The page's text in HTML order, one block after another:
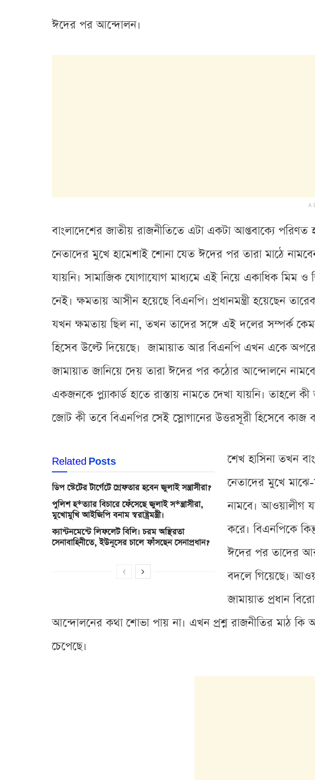
ঈদের পর আন্দোলন।
বাংলাদেশের জাতীয় রাজনীতিতে এটা একটা আপ্তবাক্যে
নেতাদের মুখে হামেশাই শোনা যেত ঈদের পর তারা মাঠে
যায়নি। সামাজিক যোগাযোগ মাধ্যমে এই নিয়ে একাধিক মিম
নেই। ক্ষমতায় আসীন হয়েছে বিএনপি। প্রধানমন্ত্রী হয়েছেন
যখন ক্ষমতায় ছিল না, তখন তাদের সঙ্গে এই দলের সম্পর্ক
হিসেব উল্টে দিয়েছে। জামায়াত আর বিএনপি এখন একে
জামায়াত জানিয়ে দেয় তারা ঈদের পর কঠোর আন্দোলনে
একজনকে প্ল্যাকার্ড হাতে রাস্তায় নামতে দেখা যায়নি। তাহলে
জোট কী তবে বিএনপির সেই স্লোগানের উত্তরসূরী হিসেবে কাজ
RelatedPosts
ডিপ স্টেটের টার্গেটে গ্রেফতার হবেন জুলাই সন্ত্রাসীরা?
পুলিশ হ*ত্যার বিচারে ফেঁসেছে জুলাই স*ন্ত্রাসীরা,
মুখোমুখি আইজিপি বনাম স্বরাষ্ট্রমন্ত্রী।
ক্যান্টনমেন্টে লিফলেট বিলি। চরম অস্থিরতা
সেনাবাহিনীতে, ইউনূসের চালে ফাঁসছেন সেনাপ্রধান?
শেখ হাসিনা তখন
নেতাদের মুখে
নামবে। আওয়ালীগ
করে। বিএনপিকে
ঈদের পর তাদের আর
বদলে গিয়েছে।
জামায়াত প্রধান
আন্দোলনের কথা শোভা পায় না। এখন প্রশ্ন রাজনীতির মাঠ
চেপেছে।